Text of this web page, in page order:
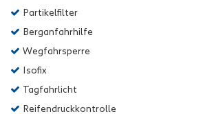
Partikelfilter
Berganfahrhilfe
Wegfahrsperre
Isofix
Tagfahrlicht
Reifendruckkontrolle